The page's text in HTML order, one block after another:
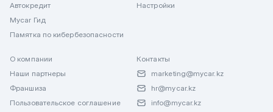
Автокредит
Mycar Гид
Памятка по кибербезопасности
Настройки
О компании
Наши партнеры
Франшиза
Пользовательское соглашение
Контакты
marketing@mycar.kz
hr@mycar.kz
info@mycar.kz